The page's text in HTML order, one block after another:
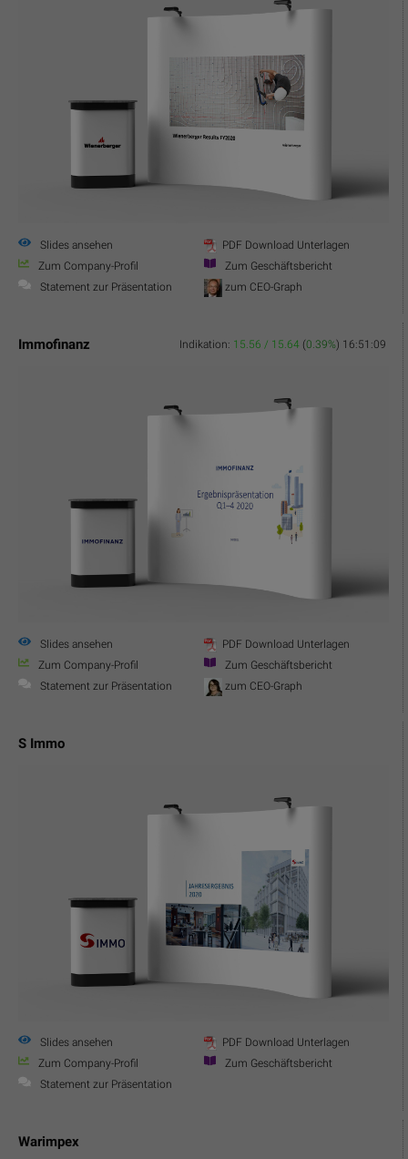
Slides ansehen
PDF Download Unterlagen
Zum Company-Profil
Zum Geschäftsbericht
Statement zur Präsentation
zum CEO-Graph
Immofinanz Indikation: 15.56 / 15.64 (0.39%) 16:51:09
Slides ansehen
PDF Download Unterlagen
Zum Company-Profil
Zum Geschäftsbericht
Statement zur Präsentation
zum CEO-Graph
S Immo
Slides ansehen
PDF Download Unterlagen
Zum Company-Profil
Zum Geschäftsbericht
Statement zur Präsentation
Warimpex